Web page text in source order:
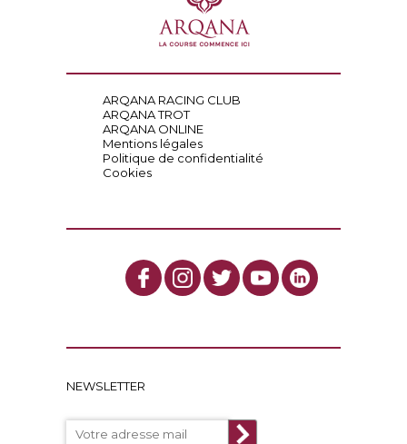
ARQANA RACING CLUB
ARQANA TROT
ARQANA ONLINE
Mentions légales
Politique de confidentialité
Cookies
NEWSLETTER